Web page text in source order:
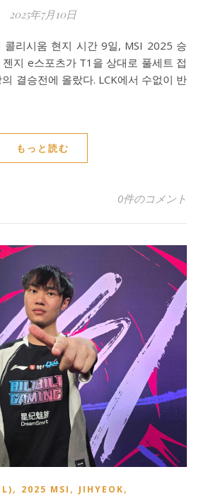
2025年7月10日
지 e스포츠가 T1을 상대로 풀세트 접
결승전에 올랐다. LCK에서 수없이 반
もっと読む
0件のコメント
, 2025 MSI , JIHYEOK,